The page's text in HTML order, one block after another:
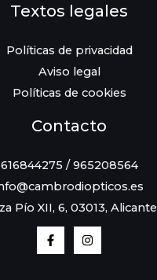
Textos legales
Políticas de privacidad
Aviso legal
Políticas de cookies
Contacto
616844275 / 965208564
Pío XII, 6, 03013, Alicante